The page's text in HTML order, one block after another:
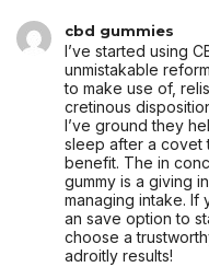
cbd gummies
I’ve started using
unmistakable
to make use of,
cretinous
I’ve ground they
sleep after a covet
benefit. The in
gummy is a giving
managing intake. If
an save option to
choose a
adroitly results!